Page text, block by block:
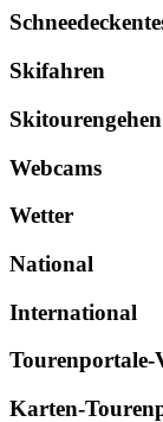
Skifahren
Skitourengehen
Webcams
Wetter
National
International
Tourenportale-
Karten-